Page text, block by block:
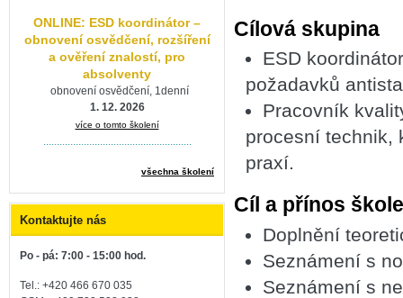
Cílová skupina
ESD
požadavků
Pracovník
procesní technik,
praxí.
Cíl a přínos
Doplnění
Seznámení s
Seznámení s
ONLINE: ESD koordinátor –
obnovení osvědčení, rozšíření
a ověření znalostí, pro
absolventy
obnovení osvědčení, 1denní
1. 12. 2026
více o tomto školení
všechna školení
Kontaktujte nás
Po - pá: 7:00 - 15:00 hod.
Tel.: +420 466 670 035